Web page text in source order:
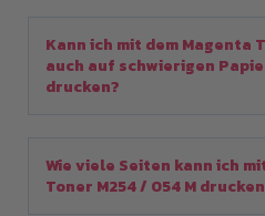
Kann ich mit dem Magenta
auch auf schwierigen
drucken?
Wie viele Seiten kann ich
Toner M254 / 054 M